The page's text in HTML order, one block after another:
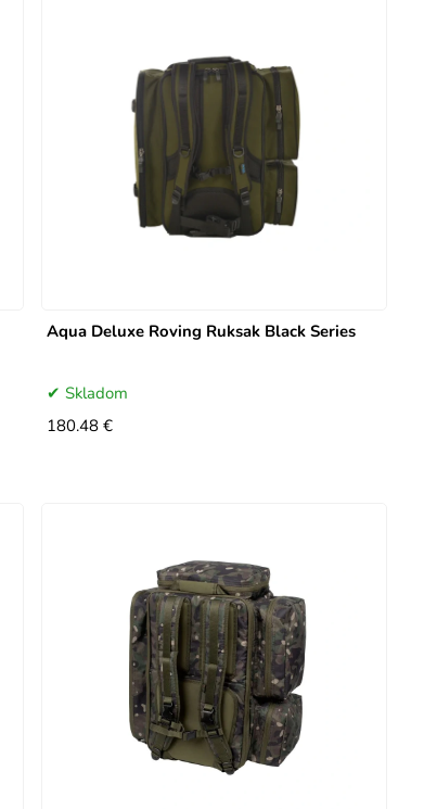
Aqua Deluxe Roving Ruksak Black Series
Skladom
180.48 €